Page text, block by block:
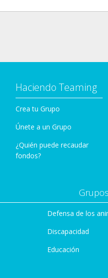
Haciendo Teaming
Crea tu Grupo
Únete a un Grupo
¿Quién puede recaudar
fondos?
Defensa de los
Discapacidad
Educación